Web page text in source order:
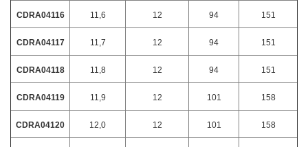
CDRA04116 11,6 12 94 151
CDRA04117 11,7 12 94 151
CDRA04118 11,8 12 94 151
CDRA04119 11,9 12 101 158
CDRA04120 12,0 12 101 158